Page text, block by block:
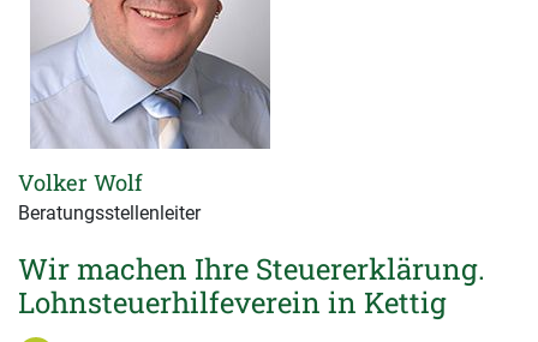
Wir machen Ihre Steuererklärung.
Lohnsteuerhilfeverein in Kettig
Volker Wolf
Beratungsstellenleiter